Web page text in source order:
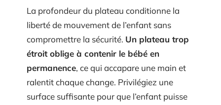
La profondeur du plateau conditionne la
liberté de mouvement de l’enfant sans
compromettre la sécurité. Un plateau trop
étroit oblige à contenir le bébé en
permanence, ce qui accapare une main et
ralentit chaque change. Privilégiez une
surface suffisante pour que l’enfant puisse